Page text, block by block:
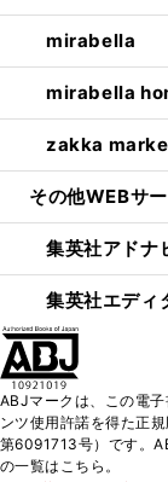
mirabella
mirabella
zakka
その他WEBサ
集英社アドナ
集英社エディ
ABJマークは、この電
ンツ使用許諾を得た正
第6091713号）です。
の一覧はこちら。